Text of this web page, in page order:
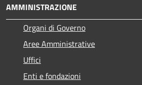
AMMINISTRAZIONE
Organi di Governo
Aree Amministrative
Uffici
Enti e fondazioni